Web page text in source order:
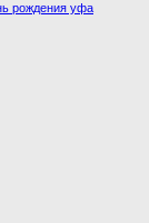
рождения уфа